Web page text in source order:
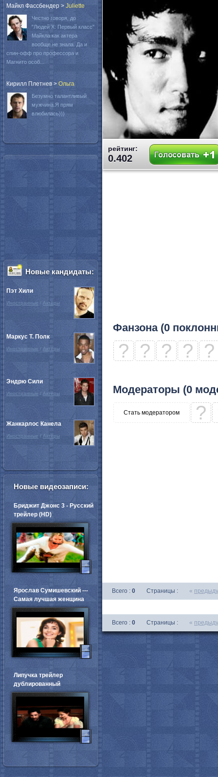
рейтинг:
0.402
Фанзона (0
? ? ? ? ?
Модераторы (0
Стать модератором ?
Всего : 0 Страницы : «
Всего : 0 Страницы : «
Майкл Фассбендер > Juliette
Честно говоря, до
"Людей Х: Первый класс"
Майкла как актера
вообще не знала. Да и
спин-офф про профессора и
Магнито особ...
Кирилл Плетнев > Oльга
Безумно талантливый
мужчина.Я прям
влюбилась)))
Новые кандидаты:
Пэт Хили
Иностранные / Актёры
Маркус Т. Полк
Иностранные / Актёры
Эндрю Сили
Иностранные / Актёры
Жанкарлос Канела
Иностранные / Актёры
Новые видеозаписи:
Бриджит Джонс 3 - Русский
трейлер (HD)
Ярослав Сумишевский ---
Самая лучшая женщина
Липучка трейлер
дублированный